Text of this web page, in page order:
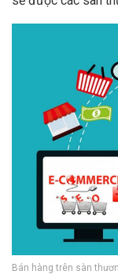
Bán hàng trên sàn